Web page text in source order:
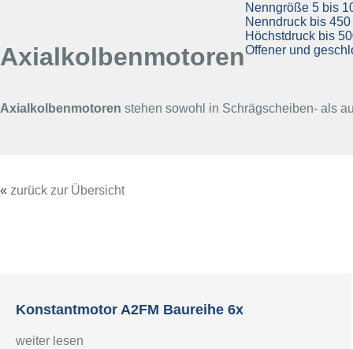
Axialkolbenmotoren
Nenngröße 5 bis
Nenndruck bis 450
Höchstdruck bis
Offener und
Axialkolbenmotoren stehen sowohl in Schrägscheiben- als
« zurück zur Übersicht
Konstantmotor A2FM Baureihe 6x
weiter lesen